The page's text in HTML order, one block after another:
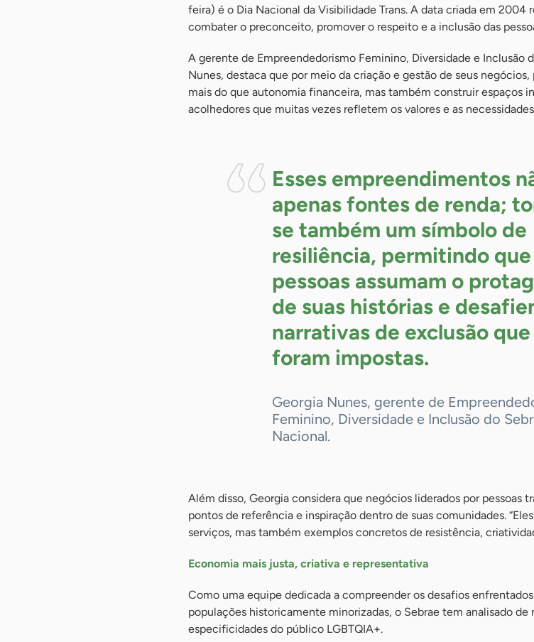
feira) é o Dia Nacional da Visibilidade Trans. A data criada em 2004
combater o preconceito, promover o respeito e a inclusão das
A gerente de Empreendedorismo Feminino, Diversidade e Inclusão
Nunes, destaca que por meio da criação e gestão de seus
mais do que autonomia financeira, mas também construir espaços
acolhedores que muitas vezes refletem os valores e as
Esses empreendimentos
apenas fontes de renda;
se também um símbolo de
resiliência, permitindo que
pessoas assumam o
de suas histórias e
narrativas de exclusão
foram impostas.
Georgia Nunes, gerente de
Feminino, Diversidade e Inclusão do
Nacional.
Além disso, Georgia considera que negócios liderados por pessoas
pontos de referência e inspiração dentro de suas comunidades.
serviços, mas também exemplos concretos de resistência,
Economia mais justa, criativa e representativa
Como uma equipe dedicada a compreender os desafios
populações historicamente minorizadas, o Sebrae tem analisado de
especificidades do público LGBTQIA+.